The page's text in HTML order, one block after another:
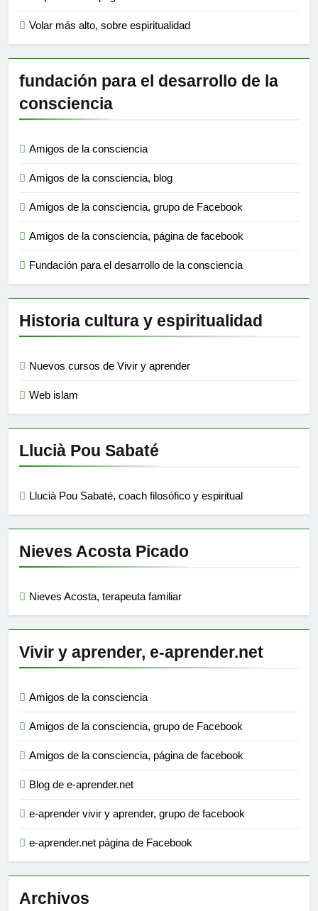
Volar más alto, sobre espiritualidad
fundación para el desarrollo de la
consciencia
Amigos de la consciencia
Amigos de la consciencia, blog
Amigos de la consciencia, grupo de Facebook
Amigos de la consciencia, página de facebook
Fundación para el desarrollo de la consciencia
Historia cultura y espiritualidad
Nuevos cursos de Vivir y aprender
Web islam
Llucià Pou Sabaté
Llucià Pou Sabaté, coach filosófico y espiritual
Nieves Acosta Picado
Nieves Acosta, terapeuta familiar
Vivir y aprender, e-aprender.net
Amigos de la consciencia
Amigos de la consciencia, grupo de Facebook
Amigos de la consciencia, página de facebook
Blog de e-aprender.net
e-aprender vivir y aprender, grupo de facebook
e-aprender.net página de Facebook
Archivos